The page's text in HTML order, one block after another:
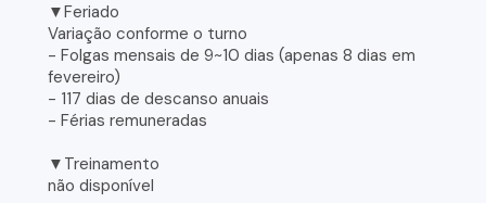
▼Feriado
Variação conforme o turno
- Folgas mensais de 9~10 dias (apenas 8 dias em
fevereiro)
- 117 dias de descanso anuais
- Férias remuneradas
▼Treinamento
não disponível